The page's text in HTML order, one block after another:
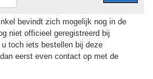
bevindt zich mogelijk nog in de
niet officieel geregistreerd bij
toch iets bestellen bij deze
eerst even contact op met de